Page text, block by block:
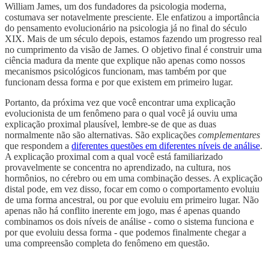
William James, um dos fundadores da psicologia moderna,
costumava ser notavelmente presciente. Ele enfatizou a importância
do pensamento evolucionário na psicologia já no final do século
XIX. Mais de um século depois, estamos fazendo um progresso real
no cumprimento da visão de James. O objetivo final é construir uma
ciência madura da mente que explique não apenas como nossos
mecanismos psicológicos funcionam, mas também por que
funcionam dessa forma e por que existem em primeiro lugar.
Portanto, da próxima vez que você encontrar uma explicação
evolucionista de um fenômeno para o qual você já ouviu uma
explicação proximal plausível, lembre-se de que as duas
normalmente não são alternativas. São explicações complementares
que respondem a diferentes questões em diferentes níveis de análise.
A explicação proximal com a qual você está familiarizado
provavelmente se concentra no aprendizado, na cultura, nos
hormônios, no cérebro ou em uma combinação desses. A explicação
distal pode, em vez disso, focar em como o comportamento evoluiu
de uma forma ancestral, ou por que evoluiu em primeiro lugar. Não
apenas não há conflito inerente em jogo, mas é apenas quando
combinamos os dois níveis de análise - como o sistema funciona e
por que evoluiu dessa forma - que podemos finalmente chegar a
uma compreensão completa do fenômeno em questão.